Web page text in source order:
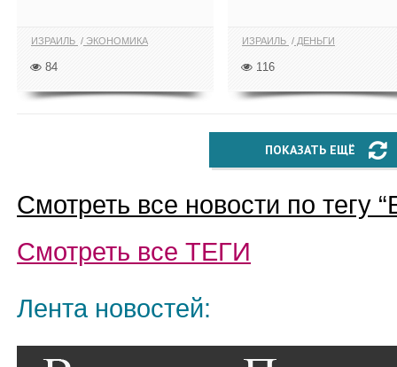
ИЗРАИЛЬ ЭКОНОМИКА
84
ИЗРАИЛЬ ДЕНЬГИ
116
ПОКАЗАТЬ ЕЩЁ
Смотреть все новости по тегу “
Смотреть все ТЕГИ
Лента новостей: